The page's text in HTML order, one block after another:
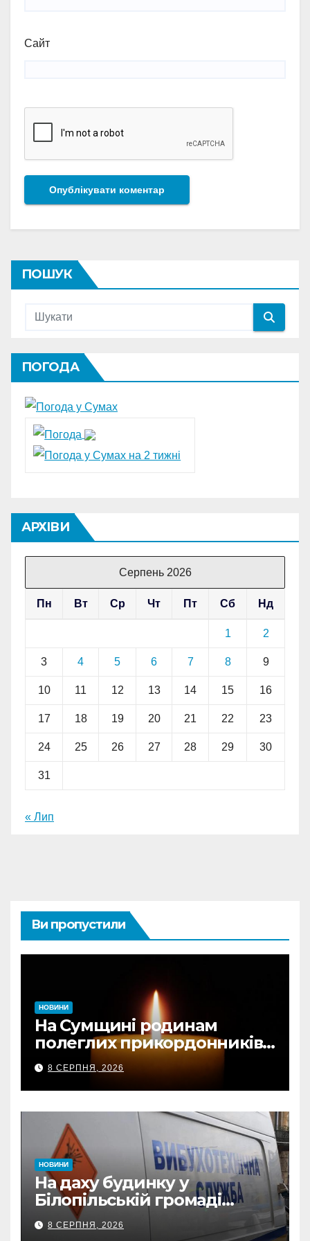
Сайт
ПОШУК
ПОГОДА
АРХІВИ
Серпень 2026
Пн Вт Ср Чт Пт Сб Нд
1 2
3 4 5 6 7 8 9
10 11 12 13 14 15 16
17 18 19 20 21 22 23
24 25 26 27 28 29 30
31
« Лип
Ви пропустили
НОВИНИ
На Сумщині родинам
полеглих прикордонників
передали державні
нагороди та відомчі
відзнаки
8 СЕРПНЯ, 2026
НОВИНИ
На даху будинку у
Білопільській громаді
знайшли 120-мм міну
8 СЕРПНЯ, 2026